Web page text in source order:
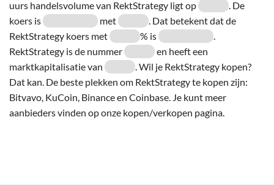
uurs handelsvolume van RektStrategy ligt op
. De
koers is
met
. Dat betekent dat de
RektStrategy koers met
% is
.
RektStrategy is de nummer
en heeft een
marktkapitalisatie van
. Wil je RektStrategy kopen?
Dat kan. De beste plekken om RektStrategy te kopen zijn:
Bitvavo, KuCoin, Binance en Coinbase. Je kunt meer
aanbieders vinden op onze kopen/verkopen pagina.